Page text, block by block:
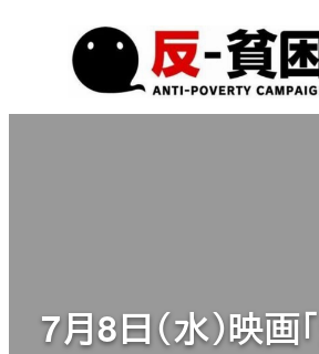
コ
7月8日（水）映